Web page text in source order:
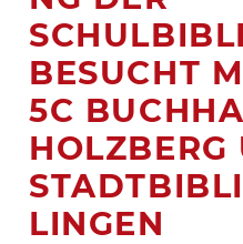
BESUCHT
5C
HOLZBERG
LINGEN